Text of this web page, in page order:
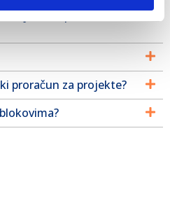
i premazima
proračun za projekte?